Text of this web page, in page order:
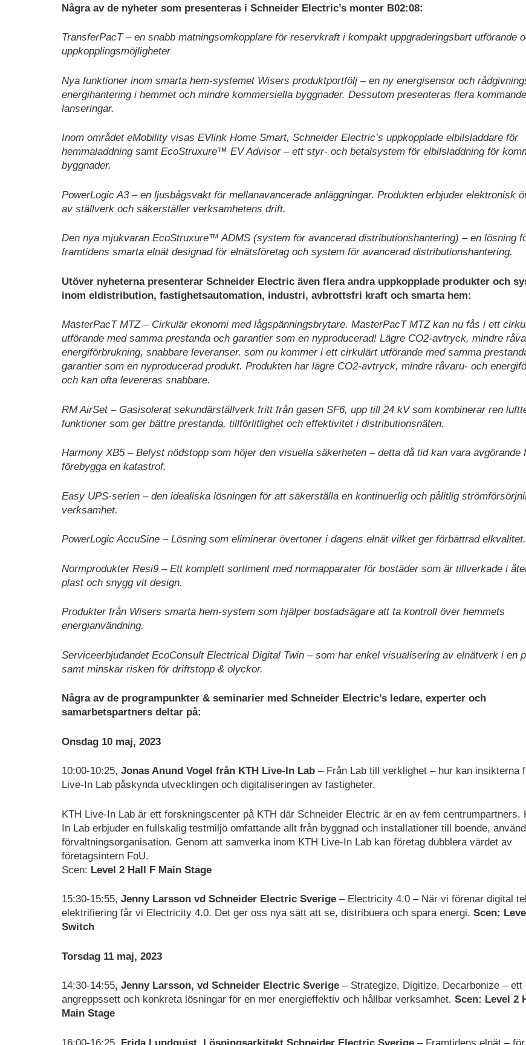
Några av de nyheter som presenteras i Schneider Electric’s monter B02:08:
TransferPacT – en snabb matningsomkopplare för reservkraft i kompakt uppgraderingsbart utförande
uppkopplingsmöjligheter
Nya funktioner inom smarta hem-systemet Wisers produktportfölj – en ny energisensor och
energihantering i hemmet och mindre kommersiella byggnader. Dessutom presenteras flera kommande
lanseringar.
Inom området eMobility visas EVlink Home Smart, Schneider Electric’s uppkopplade elbilsladdare för
hemmaladdning samt EcoStruxure™ EV Advisor – ett styr- och betalsystem för elbilsladdning för
byggnader.
PowerLogic A3 – en ljusbågsvakt för mellanavancerade anläggningar. Produkten erbjuder elektronisk
av ställverk och säkerställer verksamhetens drift.
Den nya mjukvaran EcoStruxure™ ADMS (system för avancerad distributionshantering) – en lösning
framtidens smarta elnät designad för elnätsföretag och system för avancerad distributionshantering.
Utöver nyheterna presenterar Schneider Electric även flera andra uppkopplade produkter och
inom eldistribution, fastighetsautomation, industri, avbrottsfri kraft och smarta hem:
MasterPacT MTZ – Cirkulär ekonomi med lågspänningsbrytare. MasterPacT MTZ kan nu fås i ett
utförande med samma prestanda och garantier som en nyproducerad! Lägre CO2-avtryck, mindre
energiförbrukning, snabbare leveranser. som nu kommer i ett cirkulärt utförande med samma
garantier som en nyproducerad produkt. Produkten har lägre CO2-avtryck, mindre råvaru- och
och kan ofta levereras snabbare.
RM AirSet – Gasisolerat sekundärställverk fritt från gasen SF6, upp till 24 kV som kombinerar ren
funktioner som ger bättre prestanda, tillförlitlighet och effektivitet i distributionsnäten.
Harmony XB5 – Belyst nödstopp som höjer den visuella säkerheten – detta då tid kan vara avgörande
förebygga en katastrof.
Easy UPS-serien – den idealiska lösningen för att säkerställa en kontinuerlig och pålitlig
verksamhet.
PowerLogic AccuSine – Lösning som eliminerar övertoner i dagens elnät vilket ger förbättrad elkvalitet.
Normprodukter Resi9 – Ett komplett sortiment med normapparater för bostäder som är tillverkade i
plast och snygg vit design.
Produkter från Wisers smarta hem-system som hjälper bostadsägare att ta kontroll över hemmets
energianvändning.
Serviceerbjudandet EcoConsult Electrical Digital Twin – som har enkel visualisering av elnätverk i en
samt minskar risken för driftstopp & olyckor.
Några av de programpunkter & seminarier med Schneider Electric’s ledare, experter och
samarbetspartners deltar på:
Onsdag 10 maj, 2023
10:00-10:25, Jonas Anund Vogel från KTH Live-In Lab – Från Lab till verklighet – hur kan insikterna
Live-In Lab påskynda utvecklingen och digitaliseringen av fastigheter.
KTH Live-In Lab är ett forskningscenter på KTH där Schneider Electric är en av fem centrumpartners.
In Lab erbjuder en fullskalig testmiljö omfattande allt från byggnad och installationer till boende,
förvaltningsorganisation. Genom att samverka inom KTH Live-In Lab kan företag dubblera värdet av
företagsintern FoU.
Scen: Level 2 Hall F Main Stage
15:30-15:55, Jenny Larsson vd Schneider Electric Sverige – Electricity 4.0 – När vi förenar digital
elektrifiering får vi Electricity 4.0. Det ger oss nya sätt att se, distribuera och spara energi. Scen:
Switch
Torsdag 11 maj, 2023
14:30-14:55, Jenny Larsson, vd Schneider Electric Sverige – Strategize, Digitize, Decarbonize –
angreppssett och konkreta lösningar för en mer energieffektiv och hållbar verksamhet. Scen: Level 2
Main Stage